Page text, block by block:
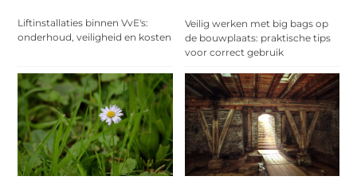
Liftinstallaties binnen VvE's:
onderhoud, veiligheid en kosten
Veilig werken met big bags op
de bouwplaats: praktische tips
voor correct gebruik